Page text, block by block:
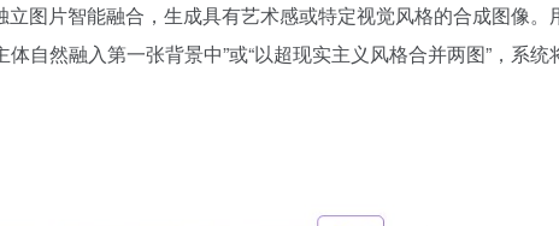
图片智能融合，生成具有艺术感或特定视觉风格的合成图像。
自然融入第一张背景中”或“以超现实主义风格合并两图”，系